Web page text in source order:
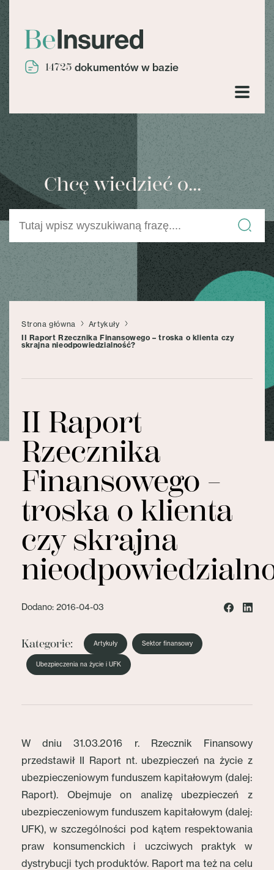
14725 dokumentów w bazie
Chcę wiedzieć o...
Strona główna
Artykuły
II Raport Rzecznika Finansowego – troska o klienta czy
skrajna nieodpowiedzialność?
II Raport
Rzecznika
Finansowego –
troska o klienta
czy skrajna
Dodano: 2016-04-03
Kategorie: Artykuły Sektor finansowy
Ubezpieczenia na życie i UFK
W dniu 31.03.2016 r. Rzecznik Finansowy
przedstawił II Raport nt. ubezpieczeń na życie z
ubezpieczeniowym funduszem kapitałowym (dalej:
Raport). Obejmuje on analizę ubezpieczeń z
ubezpieczeniowym funduszem kapitałowym (dalej:
UFK), w szczególności pod kątem respektowania
praw konsumenckich i uczciwych praktyk w
dystrybucji tych produktów. Raport ma też na celu